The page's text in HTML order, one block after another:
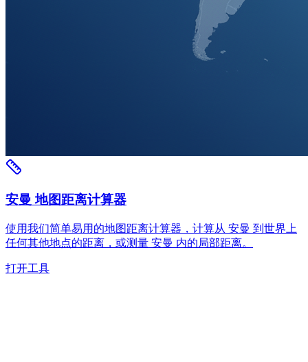
安曼 地图距离计算器
使用我们简单易用的地图距离计算器，计算从 安曼 到世界上
任何其他地点的距离，或测量 安曼 内的局部距离。
打开工具